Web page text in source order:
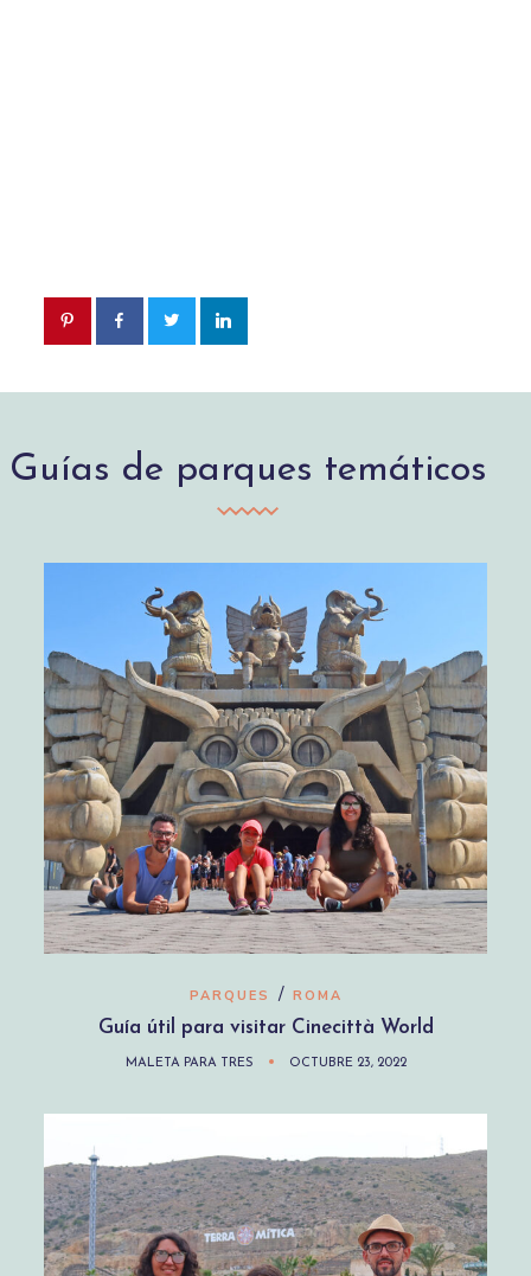
Guías de parques temáticos
PARQUES / ROMA
Guía útil para visitar Cinecittà World
MALETA PARA TRES OCTUBRE 23, 2022